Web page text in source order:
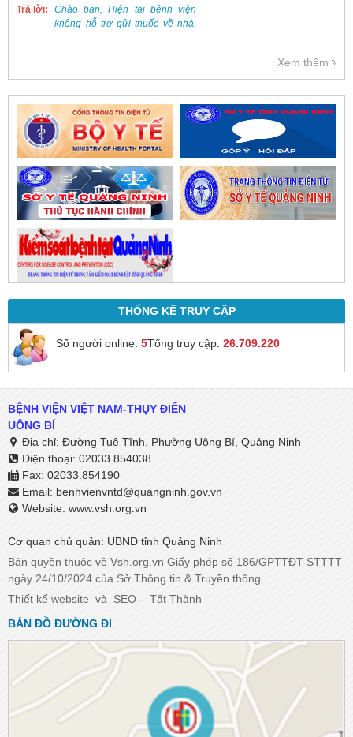
Trả lời:
Chào bạn, Hiện tại bệnh viện
không hỗ trợ gửi thuốc về nhà.
Việc cấp phát thuốc tại bệnh viện
trực tiếp.
Xem thêm
THỐNG KÊ TRUY CẬP
Số người online: 5Tổng truy cập: 26.709.220
BỆNH VIỆN VIỆT NAM-THỤY ĐIỂN
UÔNG BÍ
Địa chỉ: Đường Tuệ Tĩnh, Phường Uông Bí, Quảng Ninh
Điện thoại: 02033.854038
Fax: 02033.854190
Email: benhvienvntd@quangninh.gov.vn​​​​​​​
Website: www.vsh.org.vn
Cơ quan chủ quản: UBND tỉnh Quảng Ninh
Bản quyền thuộc về Vsh.org.vn Giấy phép số 186/GPTTĐT-STTTT
ngày 24/10/2024 của Sở Thông tin & Truyền thông
Thiết kế website và SEO - Tất Thành
BẢN ĐỒ ĐƯỜNG ĐI